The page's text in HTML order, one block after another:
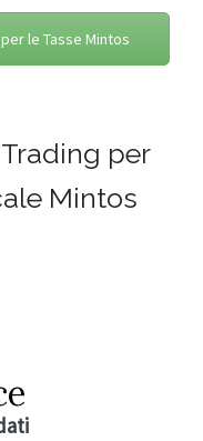
le Tasse Mintos
per
Mintos